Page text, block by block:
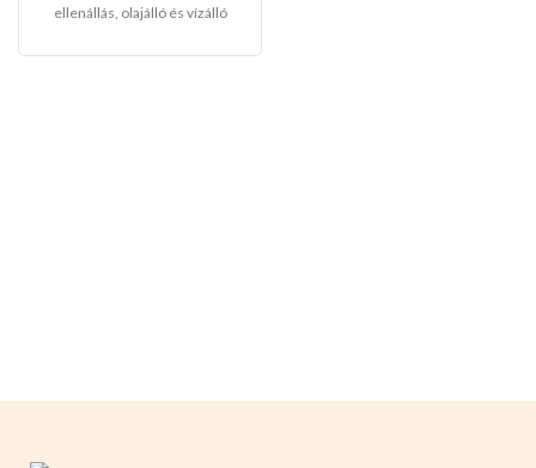
ellenállás, olajálló és vízálló
többcélú, tökéletes torták,